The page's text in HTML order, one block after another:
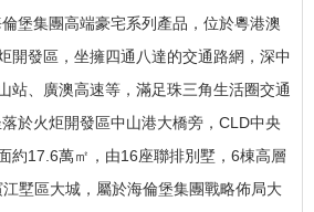
堡集團高端豪宅系列產品，位於粵港澳
開發區，坐擁四通八達的交通路網，深中
站、廣澳高速等，滿足珠三角生活圈交通
於火炬開發區中山港大橋旁，CLD中央
約17.6萬㎡，由16座聯排別墅，6棟高層
墅區大城，屬於海倫堡集團戰略佈局大